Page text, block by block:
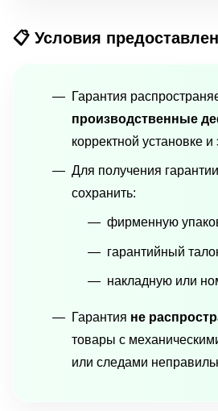
📋 Условия
Гарантия
производственные
корректной установке и
Для получения
сохранить:
фирменную
гарантийный
накладную или
Гарантия не
товары с
или следами